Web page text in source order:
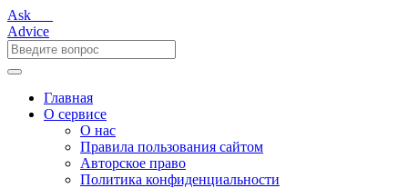
Ask___
Advice
Главная
О сервисе
О нас
Правила пользования сайтом
Авторское право
Политика конфиденциальности